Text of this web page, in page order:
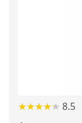
★★★★★
★★★★★ 8.5